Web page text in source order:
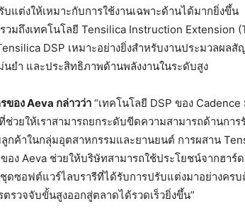
แต่งให้เหมาะกับการใช้งานเฉพาะด้านได้มากยิ่งขึ้น
มถึงเทคโนโลยี Tensilica Instruction Extension
DSP เหมาะอย่างยิ่งสำหรับงานประมวลผล
ยำ และประสิทธิภาพด้านพลังงานในระดับสูง
ของ Aeva กล่าวว่า “เทคโนโลยี DSP ของ Cadence
วยให้เราสามารถยกระดับขีดความสามารถด้านการ
ค้าในกลุ่มอุตสาหกรรมและยานยนต์ การผสาน
อง Aeva ช่วยให้บริษัทสามารถใช้ประโยชน์จากฮาร์
ซอฟต์แวร์ไลบรารีที่ได้รับการปรับแต่งมาอย่างครบ
รวจจับขั้นสูงออกสู่ตลาดได้รวดเร็วยิ่งขึ้น”